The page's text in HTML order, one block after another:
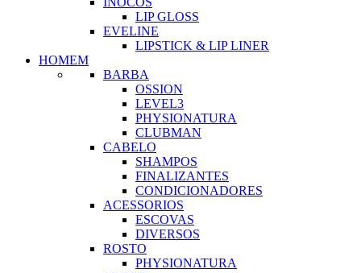
LIP GLOSS
EVELINE
LIPSTICK & LIP LINER
HOMEM
BARBA
OSSION
LEVEL3
PHYSIONATURA
CLUBMAN
CABELO
SHAMPOS
FINALIZANTES
CONDICIONADORES
ACESSORIOS
ESCOVAS
DIVERSOS
ROSTO
PHYSIONATURA